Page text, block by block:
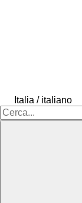
Italia / italiano